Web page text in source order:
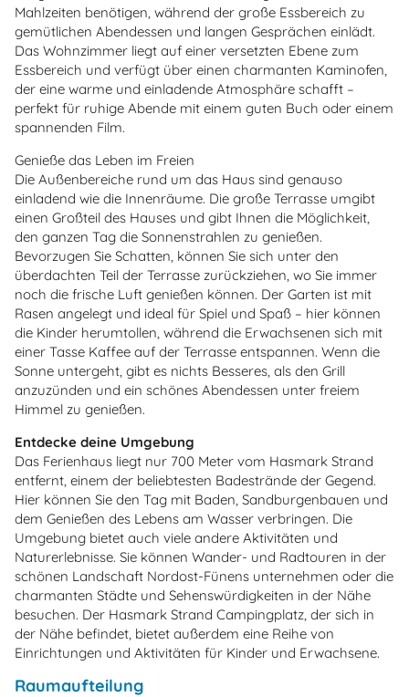
Mahlzeiten benötigen, während der große Essbereich zu
gemütlichen Abendessen und langen Gesprächen einlädt.
Das Wohnzimmer liegt auf einer versetzten Ebene zum
Essbereich und verfügt über einen charmanten Kaminofen,
der eine warme und einladende Atmosphäre schafft –
perfekt für ruhige Abende mit einem guten Buch oder einem
spannenden Film.
Genieße das Leben im Freien
Die Außenbereiche rund um das Haus sind genauso
einladend wie die Innenräume. Die große Terrasse umgibt
einen Großteil des Hauses und gibt Ihnen die Möglichkeit,
den ganzen Tag die Sonnenstrahlen zu genießen.
Bevorzugen Sie Schatten, können Sie sich unter den
überdachten Teil der Terrasse zurückziehen, wo Sie immer
noch die frische Luft genießen können. Der Garten ist mit
Rasen angelegt und ideal für Spiel und Spaß – hier können
die Kinder herumtollen, während die Erwachsenen sich mit
einer Tasse Kaffee auf der Terrasse entspannen. Wenn die
Sonne untergeht, gibt es nichts Besseres, als den Grill
anzuzünden und ein schönes Abendessen unter freiem
Himmel zu genießen.
Entdecke deine Umgebung
Das Ferienhaus liegt nur 700 Meter vom Hasmark Strand
entfernt, einem der beliebtesten Badestrände der Gegend.
Hier können Sie den Tag mit Baden, Sandburgenbauen und
dem Genießen des Lebens am Wasser verbringen. Die
Umgebung bietet auch viele andere Aktivitäten und
Naturerlebnisse. Sie können Wander- und Radtouren in der
schönen Landschaft Nordost-Fünens unternehmen oder die
charmanten Städte und Sehenswürdigkeiten in der Nähe
besuchen. Der Hasmark Strand Campingplatz, der sich in
der Nähe befindet, bietet außerdem eine Reihe von
Einrichtungen und Aktivitäten für Kinder und Erwachsene.
Raumaufteilung